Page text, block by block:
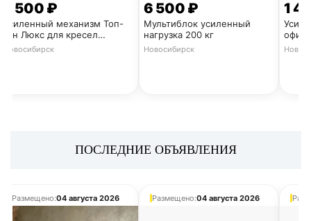
✔АВТОЧТЕНИЕ ТОПИКОВ
БЫСТРЫЕ ОТВЕТЫ РЕАЛЬНЫХ ЛЮДЕЙ
2 500 ₽
Усиленный механизм Топ-
Ган Люкс для кресел
руководителя
Новосибирск
6 500 ₽
Мультиблок усиленный
нагрузка 200 кг
Новосибирск
1
ПОСЛЕДНИЕ ОБЪЯВЛЕНИЯ
Размещено:04 августа 2026 Размещено:04 августа 2026